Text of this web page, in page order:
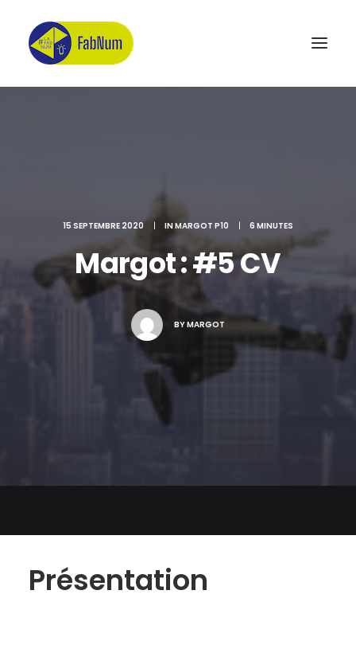
15 SEPTEMBRE 2020 | INMARGOT P10 | 6 MINUTES
Margot : #5 CV
BYMARGOT
Présentation